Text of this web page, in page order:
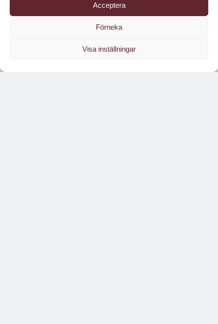
Acceptera
Förneka
Visa inställningar